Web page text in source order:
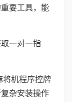
要工具，能
一对一指
将机程序控牌
杂安装操作